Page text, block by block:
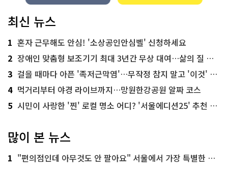
최신 뉴스
1 혼자 근무해도 안심! '소상공인안심벨' 신청하세요
2 장애인 맞춤형 보조기기 최대 3년간 무상 대여…삶의 질 높인다
3 걸을 때마다 아픈 '족저근막염'…무작정 참지 말고 '이것' 해보세요!
4 먹거리부터 야경 라이브까지…망원한강공원 알짜 코스
5 시민이 사랑한 '찐' 로컬 명소 어디? '서울에디션25' 추천 코스
많이 본 뉴스
1 "편의점인데 아무것도 안 팔아요" 서울에서 가장 특별한 편의점의 정체